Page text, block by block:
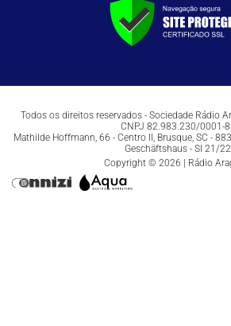
Todos os direitos reservados - Sociedade Rádio
CNPJ 82.983.230/0001-
Mathilde Hoffmann, 66 - Centro II, Brusque, SC -
Geschäftshaus - Sl 21/22
Copyright © 2026 | Rádio